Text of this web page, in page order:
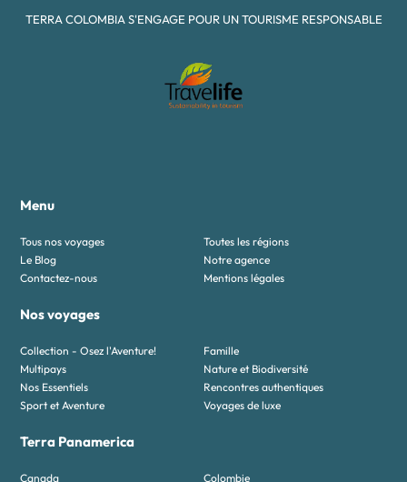
TERRA COLOMBIA S'ENGAGE POUR UN TOURISME RESPONSABLE
Menu
Tous nos voyages
Toutes les régions
Le Blog
Notre agence
Contactez-nous
Mentions légales
Nos voyages
Collection - Osez l'Aventure!
Famille
Multipays
Nature et Biodiversité
Nos Essentiels
Rencontres authentiques
Sport et Aventure
Voyages de luxe
Terra Panamerica
Canada Colombie